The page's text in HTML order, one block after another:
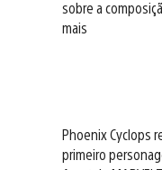
sobre a
mais
Phoenix Cyclops
primeiro